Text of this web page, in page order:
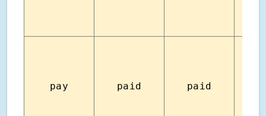
pay paid paid